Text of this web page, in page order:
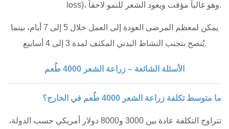
loss)، وهو غالباً مؤقت ويعود الشعر للنمو لاحقاً.
يمكن لمعظم المرضى العودة إلى العمل خلال 5 إلى 7 أيام، بينما
يُنصح بتجنب النشاط البدني المكثف لمدة 3 إلى 4 أسابيع.
الأسئلة الشائعة – زراعة الشعر 4000 طُعم
ما متوسط تكلفة زراعة الشعر 4000 طُعم في الخارج؟
تتراوح التكلفة عادة بين 3000 و8000 دولار أمريكي حسب الدولة،